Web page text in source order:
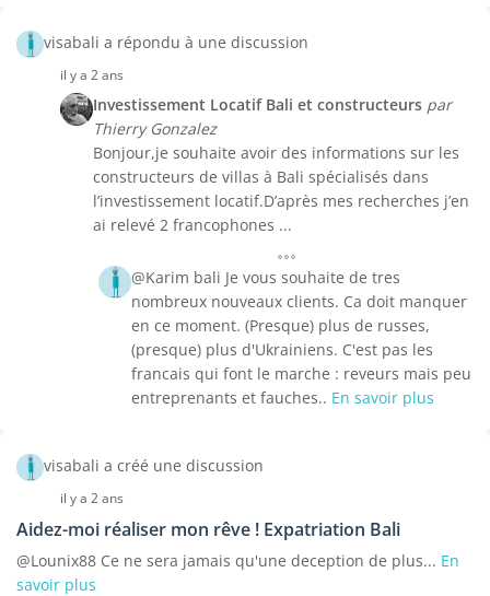
visabali a répondu à une discussion
il y a 2 ans
Investissement Locatif Bali et constructeurs par
Thierry Gonzalez
Bonjour,je souhaite avoir des informations sur les
constructeurs de villas à Bali spécialisés dans
l’investissement locatif.D’après mes recherches j’en
ai relevé 2 francophones ...
@Karim bali Je vous souhaite de tres
nombreux nouveaux clients. Ca doit manquer
en ce moment. (Presque) plus de russes,
(presque) plus d'Ukrainiens. C'est pas les
francais qui font le marche : reveurs mais peu
entreprenants et fauches.. En savoir plus
visabali a créé une discussion
il y a 2 ans
Aidez-moi réaliser mon rêve ! Expatriation Bali
@Lounix88 Ce ne sera jamais qu'une deception de plus... En
savoir plus